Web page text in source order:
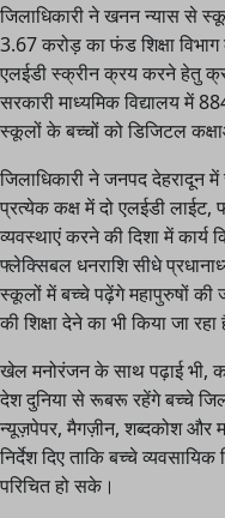
जिलाधिकारी ने खनन न्यास से
3.67 करोड़ का फंड शिक्षा विभाग
एलईडी स्क्रीन क्रय करने हेतु
सरकारी माध्यमिक विद्यालय में
स्कूलों के बच्चों को डिजिटल
जिलाधिकारी ने जनपद देहरादून
प्रत्येक कक्ष में दो एलईडी लाईट,
व्यवस्थाएं करने की दिशा में
फ्लेक्सिबल धनराशि सीधे
स्कूलों में बच्चे पढ़ेंगे महापुरुषों की
की शिक्षा देने का भी किया जा
खेल मनोरंजन के साथ पढ़ाई भी,
देश दुनिया से रूबरू रहेंगे बच्चे
न्यूज़पेपर, मैगज़ीन, शब्दकोश और
निर्देश दिए ताकि बच्चे
परिचित हो सके।